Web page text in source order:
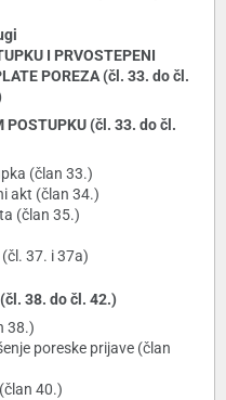
I PRVOSTEPENI
POREZA (čl. 33. do čl.
POSTUPKU (čl. 33. do čl.
(član 33.)
akt (član 34.)
(član 35.)
37. i 37a)
38. do čl. 42.)
38.)
poreske prijave (član
40.)